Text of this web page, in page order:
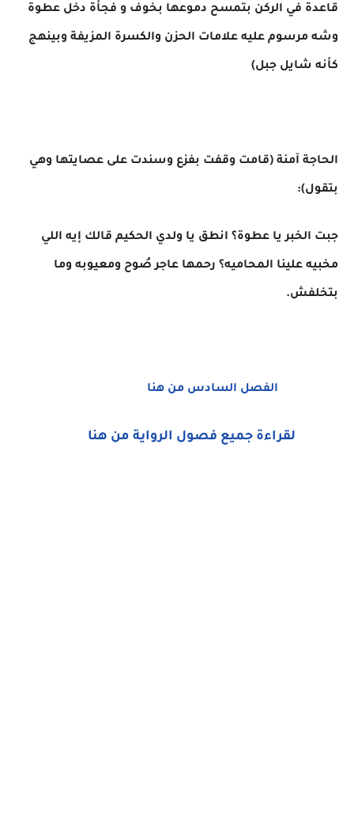
قاعدة في الركن بتمسح دموعها بخوف و فجأة دخل عطوة
وشه مرسوم عليه علامات الحزن والكسرة المزيفة وبينهج
كأنه شايل جبل)
الحاجة آمنة (قامت وقفت بفزع وسندت على عصايتها وهي
بتقول):
جبت الخبر يا عطوة؟ انطق يا ولدي الحكيم قالك إيه اللي
مخبيه علينا المحاميه؟ رحمها عاجر صُوح ومعيوبه وما
بتخلفش.
الفصل السادس من هنا
لقراءة جميع فصول الرواية من هنا